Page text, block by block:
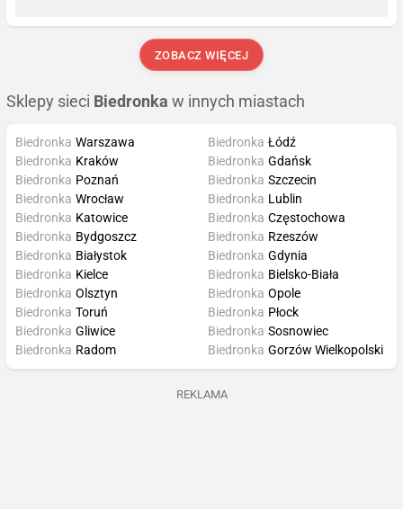
ZOBACZ WIĘCEJ
Sklepy sieci Biedronka w innych miastach
Biedronka Warszawa
Biedronka Kraków
Biedronka Poznań
Biedronka Wrocław
Biedronka Łódź
Biedronka Gdańsk
Biedronka Szczecin
Biedronka Lublin
Biedronka Katowice
Biedronka Bydgoszcz
Biedronka Białystok
Biedronka Kielce
Biedronka Częstochowa
Biedronka Rzeszów
Biedronka Gdynia
Biedronka Bielsko-Biała
Biedronka Olsztyn
Biedronka Toruń
Biedronka Gliwice
Biedronka Radom
Biedronka Opole
Biedronka Płock
Biedronka Sosnowiec
Biedronka Gorzów Wielkopolski
REKLAMA